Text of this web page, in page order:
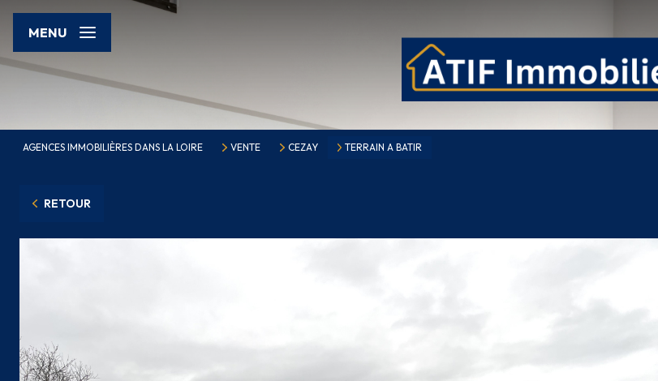
MENU
AGENCES IMMOBILIÈRES DANS LA LOIRE VENTE CEZAY TERRAIN A BATIR
RETOUR